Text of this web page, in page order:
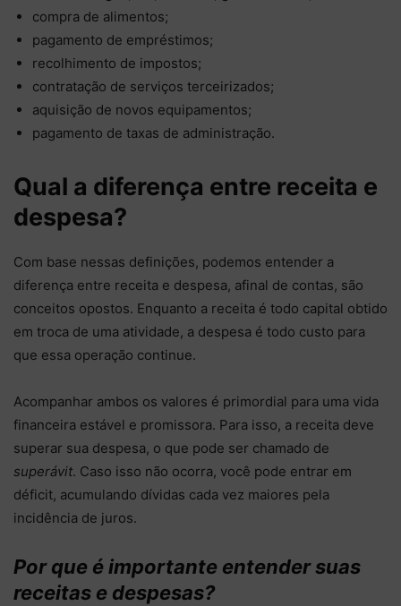
compra de alimentos;
pagamento de empréstimos;
recolhimento de impostos;
contratação de serviços terceirizados;
aquisição de novos equipamentos;
pagamento de taxas de administração.
Qual a diferença entre receita e
despesa?
Com base nessas definições, podemos entender a
diferença entre receita e despesa, afinal de contas, são
conceitos opostos. Enquanto a receita é todo capital obtido
em troca de uma atividade, a despesa é todo custo para
que essa operação continue.
Acompanhar ambos os valores é primordial para uma vida
financeira estável e promissora. Para isso, a receita deve
superar sua despesa, o que pode ser chamado de
superávit. Caso isso não ocorra, você pode entrar em
déficit, acumulando dívidas cada vez maiores pela
incidência de juros.
Por que é importante entender suas
receitas e despesas?